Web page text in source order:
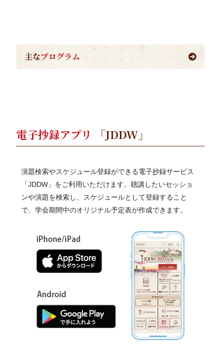
主なプログラム
電子抄録アプリ 「JDDW」
演題検索やスケジュール登録ができる電子抄録サービス
「JDDW」をご利用いただけます。聴講したいセッショ
ンや演題を検索し、スケジュールとして登録すること
で、学会期間中のオリジナル予定表が作成できます。